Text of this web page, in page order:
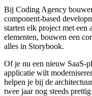
Bij Coding Agency
component-based
starten elk project met een
elementen, bouwen een
alles in Storybook.
Of je nu een nieuw SaaS-
applicatie wilt
helpen je bij de
twee jaar nog steeds